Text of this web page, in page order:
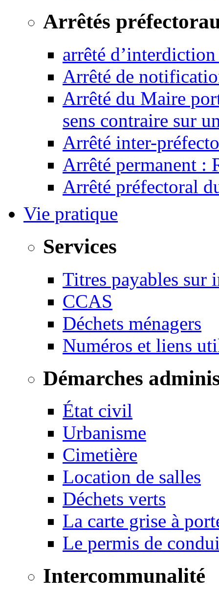
Arrêtés
arrêté
Arrêté de
Arrêté du Maire
sens contraire sur
Arrêté inter-
Arrêté permanent :
Arrêté préfectoral
Vie pratique
Services
Titres payables sur
CCAS
Déchets ménagers
Numéros et liens
Démarches
État civil
Urbanisme
Cimetière
Location de salles
Déchets verts
La carte grise à
Le permis de
Intercommunalité